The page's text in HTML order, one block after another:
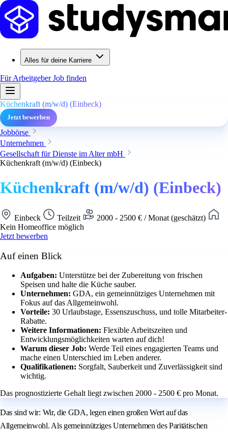
Alles für deine Karriere
Für ArbeitgeberJob finden
Küchenkraft (m/w/d) (Einbeck)
Jetzt bewerben
Jobbörse
Unternehmen
Gesellschaft für Dienste im Alter mbH
Küchenkraft (m/w/d) (Einbeck)
Küchenkraft (m/w/d) (Einbeck)
Einbeck Teilzeit
2000 - 2500 € / Monat (geschätzt)
Kein Homeoffice möglich
Jetzt bewerben
Auf einen Blick
Aufgaben: Unterstütze bei der Zubereitung von frischen
Speisen und halte die Küche sauber.
Unternehmen: GDA, ein gemeinnütziges Unternehmen mit
Fokus auf das Allgemeinwohl.
Vorteile: 30 Urlaubstage, Essenszuschuss, und tolle Mitarbeiter-
Rabatte.
Weitere Informationen: Flexible Arbeitszeiten und
Entwicklungsmöglichkeiten warten auf dich!
Warum dieser Job: Werde Teil eines engagierten Teams und
mache einen Unterschied im Leben anderer.
Qualifikationen: Sorgfalt, Sauberkeit und Zuverlässigkeit sind
wichtig.
Das prognostizierte Gehalt liegt zwischen 2000 - 2500 € pro Monat.
Das sind wir: Wir, die GDA, legen einen großen Wert auf das
Allgemeinwohl. Als gemeinnütziges Unternehmen des Paritätischen